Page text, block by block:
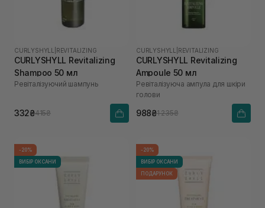
CURLYSHYLL REVITALIZING
CURLYSHYLL Revitalizing
Shampoo 50 мл
Ревіталізуючий шампунь
332₴415₴
CURLYSHYLL REVITALIZING
CURLYSHYLL Revitalizing
Ampoule 50 мл
Ревіталізуюча ампула для шкіри
голови
988₴1 235₴
-20%
ВИБІР ОКСАНИ
-20%
ВИБІР ОКСАНИ
ПОДАРУНОК